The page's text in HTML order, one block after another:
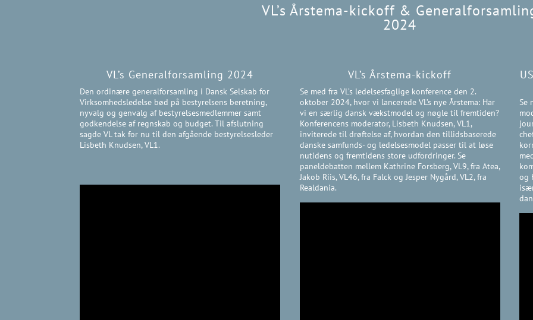
VL’s Årstema-kickoff &
2024
VL’s Generalforsamling 2024
Den ordinære generalforsamling i Dansk Selskab for
Virksomhedsledelse bød på bestyrelsens beretning,
nyvalg og genvalg af bestyrelsesmedlemmer samt
godkendelse af regnskab og budget. Til afslutning
sagde VL tak for nu til den afgående bestyrelsesleder
Lisbeth Knudsen, VL1.
VL’s Årstema-kickoff
Se med fra VL’s ledelsesfaglige konference den 2.
oktober 2024, hvor vi lancerede VL’s nye Årstema: Har
vi en særlig dansk vækstmodel og nøgle til fremtiden?
Konferencens moderator, Lisbeth Knudsen, VL1,
inviterede til drøftelse af, hvordan den tillidsbaserede
danske samfunds- og ledelsesmodel passer til at løse
nutidens og fremtidens store udfordringer. Se
paneldebatten mellem Kathrine Forsberg, VL9, fra Atea,
Jakob Riis, VL46, fra Falck og Jesper Nygård, VL2, fra
Realdania.
Se
og